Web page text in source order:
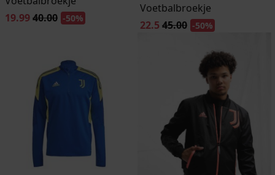
19.9940.00 -50%
Voetbalbroekje
22.5 45.00 -50%